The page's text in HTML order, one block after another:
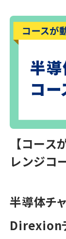
【コー
レンジコ
半導体チ
Direxion